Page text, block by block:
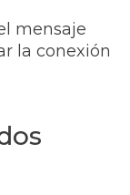
mensaje
la conexión